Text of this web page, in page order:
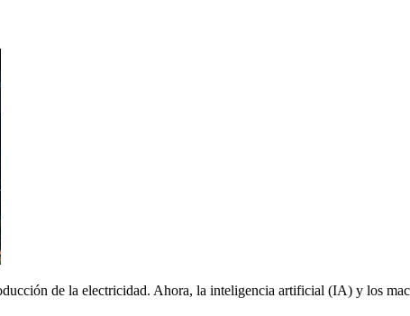
de la electricidad. Ahora, la inteligencia artificial (IA) y los